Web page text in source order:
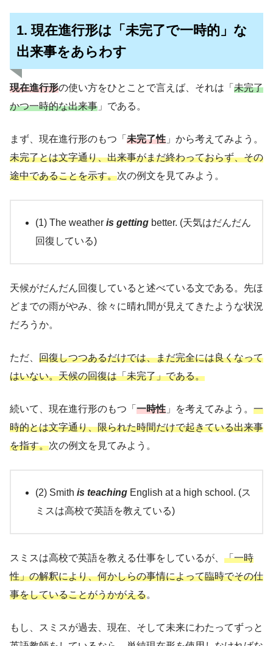
1. 現在進行形は「未完了で一時的」な
出来事をあらわす
現在進行形の使い方をひとことで言えば、それは「 未完了
かつ一時的な出来事 」である。
まず、現在進行形のもつ「 未完了性 」から考えてみよう。
未完了とは文字通り、出来事がまだ終わっておらず、その
途中であることを示す。次の例文を見てみよう。
(1) The weather is getting better. (天気はだんだん
回復している)
天候がだんだん回復していると述べている文である。先ほ
どまでの雨がやみ、徐々に晴れ間が見えてきたような状況
だろうか。
ただ、 回復しつつあるだけでは、まだ完全には良くなって
はいない。天候の回復は「未完了」である。
続いて、現在進行形のもつ「 一時性 」を考えてみよう。 一
時的とは文字通り、限られた時間だけで起きている出来事
を指す。次の例文を見てみよう。
(2) Smith is teaching English at a high school. (ス
ミスは高校で英語を教えている)
スミスは高校で英語を教える仕事をしているが、 「一時
性」の解釈により、何かしらの事情によって臨時でその仕
事をしていることがうかがえる。
もし、スミスが過去、現在、そして未来にわたってずっと